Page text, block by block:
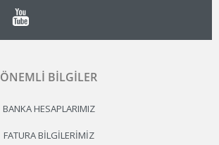
ÖNEMLI BILGILER
BANKA HESAPLARIMIZ
FATURA BILGILERIMIZ